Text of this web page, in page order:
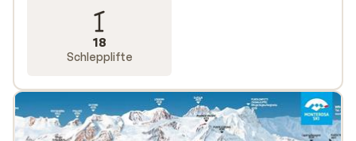
18
Schlepplifte